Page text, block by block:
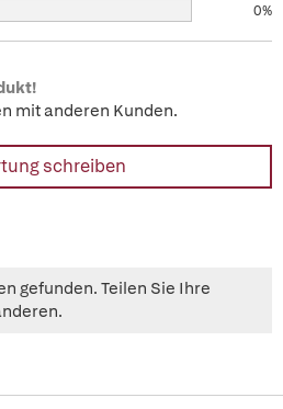
0%
mit anderen Kunden.
schreiben
gefunden. Teilen Sie Ihre